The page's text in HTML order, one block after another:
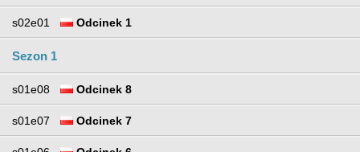
s02e01 Odcinek 1
Sezon 1
s01e08 Odcinek 8
s01e07 Odcinek 7